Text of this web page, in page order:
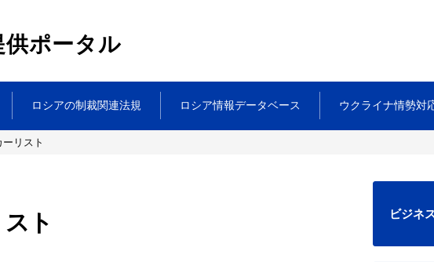
供ポータル
ロシアの制裁関連法規 ロシア情報データベース ウクライナ情勢対
リスト
ト ビジネ